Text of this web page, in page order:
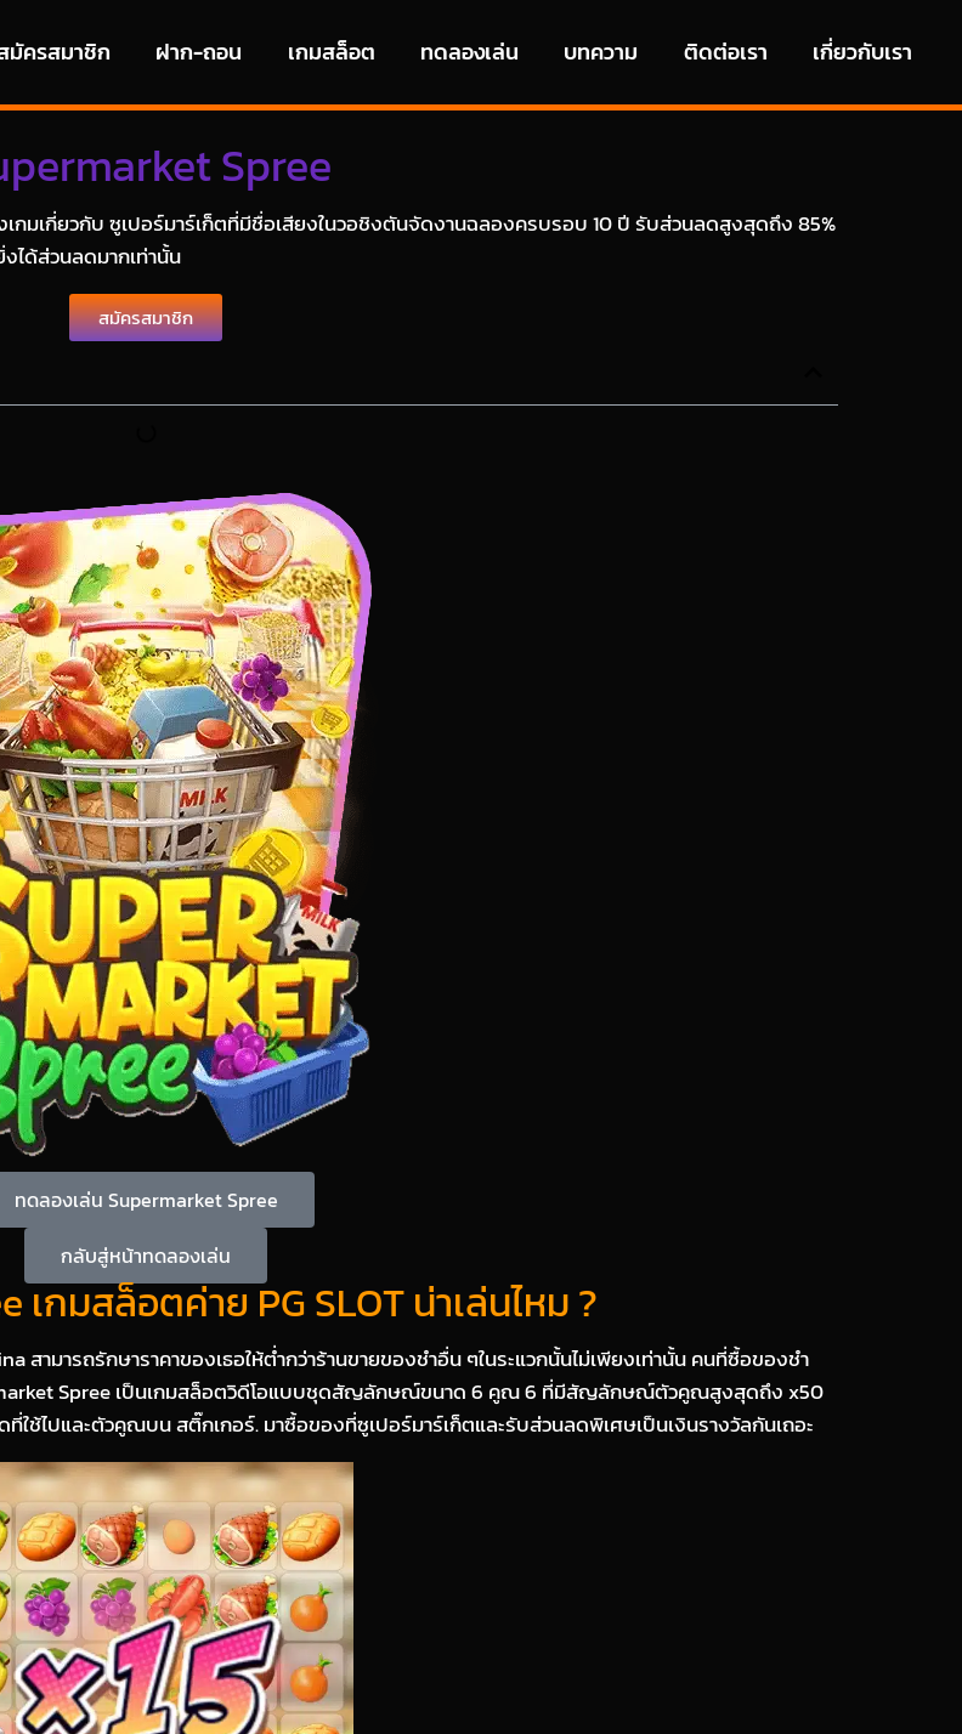
มัครสมาชิก ฝาก-ถอน เกมสล็อต ทดลองเล่น บทความ ติดต่อเรา เกี่ยวกับเรา
Spree
กมเกี่ยวกับ ซูเปอร์มาร์เก็ตที่มีชื่อเสียงในวอชิงตันจัดงานฉลองครบรอบ 10 ปี รับส่วนลดสูงสุดถึง 85%
ได้ส่วนลดมากเท่านั้น
สมัครสมาชิก
ทดลองเล่น Supermarket Spree
กลับสู่หน้าทดลองเล่น
เกมสล็อตค่าย PG SLOT น่าเล่นไหม ?
สามารถรักษาราคาของเธอให้ต่ำกว่าร้านขายของชำอื่น ๆในระแวกนั้นไม่เพียงเท่านั้น คนที่ซื้อของชำ
Spree เป็นเกมสล็อตวิดีโอแบบชุดสัญลักษณ์ขนาด 6 คูณ 6 ที่มีสัญลักษณ์ตัวคูณสูงสุดถึง x50
ใช้ไปและตัวคูณบน สติ๊กเกอร์. มาซื้อของที่ซูเปอร์มาร์เก็ตและรับส่วนลดพิเศษเป็นเงินรางวัลกันเถอะ